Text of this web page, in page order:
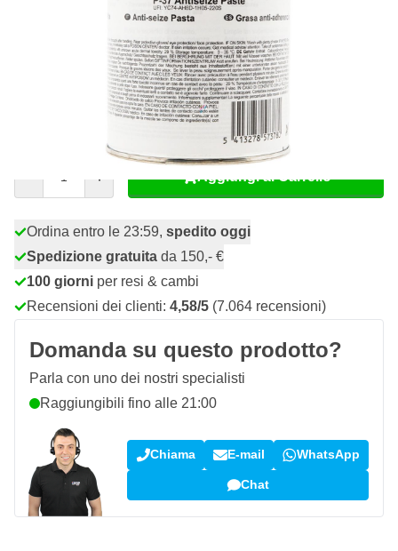
RISPARMIA IL 5%
RISPARMIA IL 10%
Aggiungi al Carrello
Ordina entro le 23:59, spedito oggi
Spedizione gratuita da 150,- €
100 giorni per resi & cambi
Recensioni dei clienti: 4,58/5 (7.064 recensioni)
Domanda su questo prodotto?
Parla con uno dei nostri specialisti
Raggiungibili fino alle 21:00
Chiama E-mail WhatsApp
Chat